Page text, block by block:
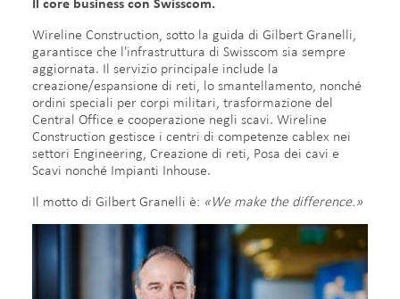
Il core business con Swisscom.​
Wireline Construction, sotto la guida di Gilbert Granelli,
garantisce che l'infrastruttura di Swisscom sia sempre
aggiornata. Il servizio principale include la
creazione/espansione di reti, lo smantellamento, nonché
ordini speciali per corpi militari, trasformazione del
Central Office e cooperazione negli scavi. Wireline
Construction gestisce i centri di competenze cablex nei
settori Engineering, Creazione di reti, Posa dei cavi e
Scavi nonché Impianti Inhouse.
Il motto di Gilbert Granelli è: «We make the difference.»